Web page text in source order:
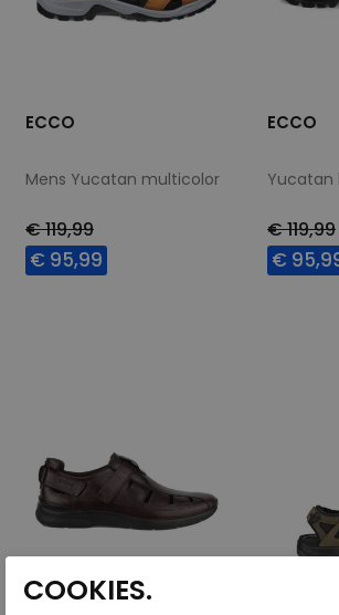
ECCO
Mens Yucatan multicolor
€ 119,99
€ 95,99
ECCO
Yucatan
€ 119,99
€
COOKIES.